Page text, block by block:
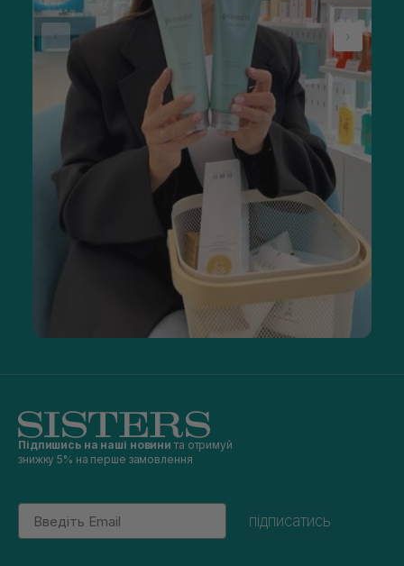
Підпишись на наші новини та отримуй
знижку 5% на перше замовлення
Email
підписатись